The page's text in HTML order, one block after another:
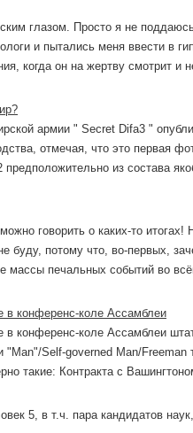
глазом. Просто я не
и пытались меня ввести в
когда он на жертву смотрит и
армии " Secret Difa3 "
отмечая, что это первая
из состава
говорить о каких-то
буду, потому что, во-первых,
массы печальных событий во
в конференс-коле Ассамблеи
в конференс-коле Ассамблеи
Self-governed Man/Freeman
такие: Контракта с
5, в т.ч. пара кандидатов